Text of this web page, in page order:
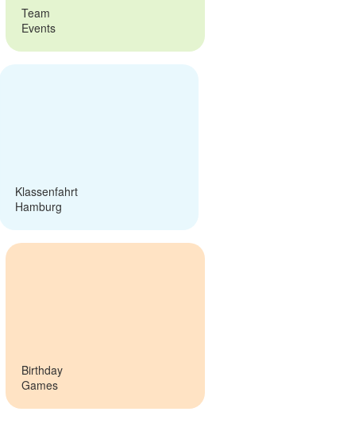
Team
Events
Klas­sen­fahrt
Ham­burg
Bir­th­day
Games